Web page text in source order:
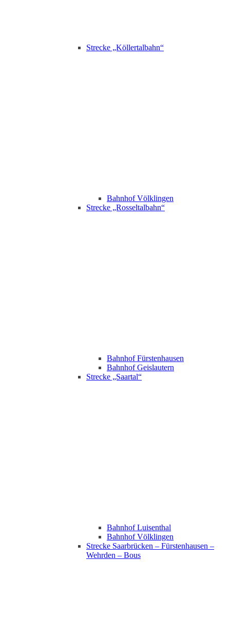
Strecke „Köllertalbahn“
Bahnhof Völklingen
Strecke „Rosseltalbahn“
Bahnhof Fürstenhausen
Bahnhof Geislautern
Strecke „Saartal“
Bahnhof Luisenthal
Bahnhof Völklingen
Strecke Saarbrücken – Fürstenhausen –
Wehrden – Bous